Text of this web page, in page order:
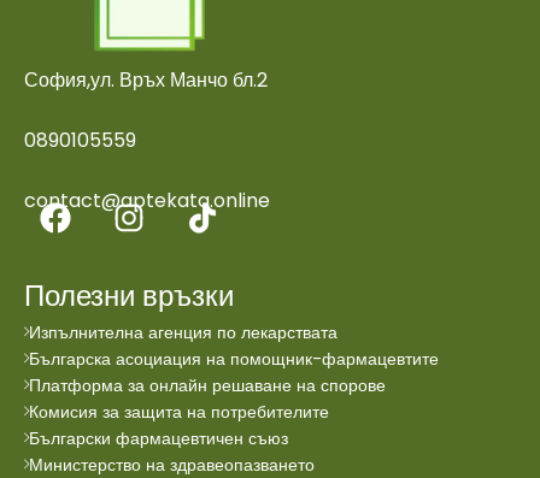
София,ул. Връх Манчо бл.2
0890105559
contact@aptekata.online
Полезни връзки
Изпълнителна агенция по лекарствата
Българска асоциация на помощник-фармацевтите
Платформа за онлайн решаване на спорове
Комисия за защита на потребителите
Български фармацевтичен съюз
Министерство на здравеопазването